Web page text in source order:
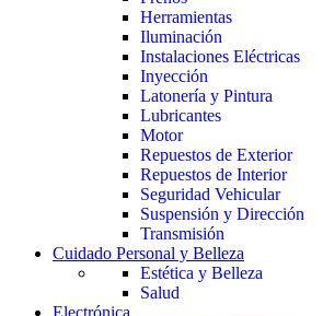
Herramientas
Iluminación
Instalaciones Eléctricas
Inyección
Latonería y Pintura
Lubricantes
Motor
Repuestos de Exterior
Repuestos de Interior
Seguridad Vehicular
Suspensión y Dirección
Transmisión
Cuidado Personal y Belleza
Estética y Belleza
Salud
Electrónica